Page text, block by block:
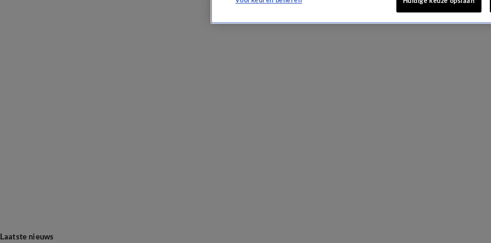
Laatste nieuws